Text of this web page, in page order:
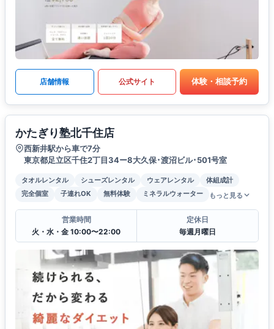
店舗情報 公式サイト 体験・相談予約
かたぎり塾北千住店
西新井駅から車で7分
東京都足立区千住2丁目34ー8大久保･渡沼ビル･501号室
タオルレンタル シューズレンタル ウェアレンタル
体組成計
完全個室
子連れOK 無料体験 ミネラルウォーター もっと見る
営業時間
火・水・金 10:00〜22:00
定休日
毎週月曜日